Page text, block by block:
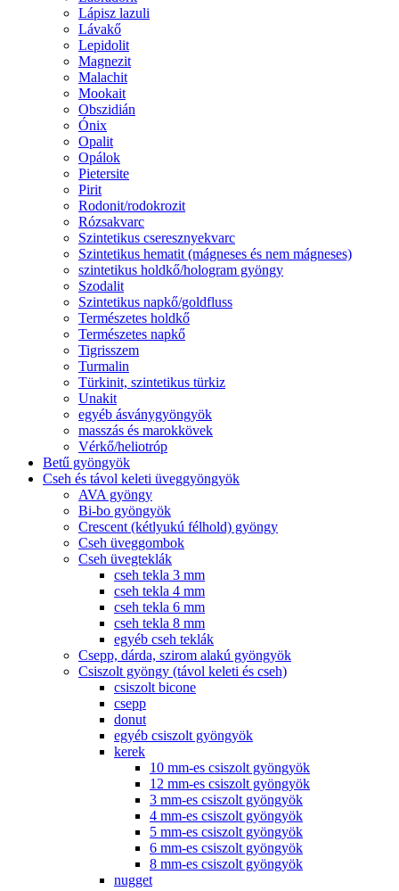
Lápisz lazuli
Lávakő
Lepidolit
Magnezit
Malachit
Mookait
Obszidián
Ónix
Opalit
Opálok
Pietersite
Pirit
Rodonit/rodokrozit
Rózsakvarc
Szintetikus cseresznyekvarc
Szintetikus hematit (mágneses és nem mágneses)
szintetikus holdkő/hologram gyöngy
Szodalit
Szintetikus napkő/goldfluss
Természetes holdkő
Természetes napkő
Tigrisszem
Turmalin
Türkinit, szintetikus türkiz
Unakit
egyéb ásványgyöngyök
masszás és marokkövek
Vérkő/heliotróp
Betű gyöngyök
Cseh és távol keleti üveggyöngyök
AVA gyöngy
Bi-bo gyöngyök
Crescent (kétlyukú félhold) gyöngy
Cseh üveggombok
Cseh üvegteklák
cseh tekla 3 mm
cseh tekla 4 mm
cseh tekla 6 mm
cseh tekla 8 mm
egyéb cseh teklák
Csepp, dárda, szirom alakú gyöngyök
Csiszolt gyöngy (távol keleti és cseh)
csiszolt bicone
csepp
donut
egyéb csiszolt gyöngyök
kerek
10 mm-es csiszolt gyöngyök
12 mm-es csiszolt gyöngyök
3 mm-es csiszolt gyöngyök
4 mm-es csiszolt gyöngyök
5 mm-es csiszolt gyöngyök
6 mm-es csiszolt gyöngyök
8 mm-es csiszolt gyöngyök
nugget